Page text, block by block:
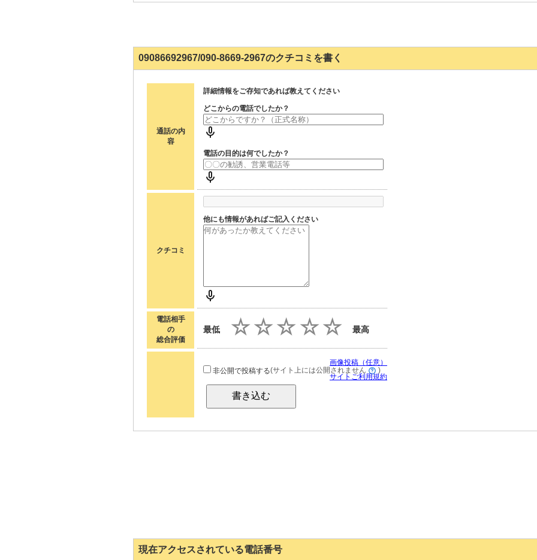
09086692967/090-8669-2967のクチコミを書く
通話の内
容
詳細情報をご存知であれば教えてください
どこからの電話でしたか？
電話の目的は何でしたか？
クチコミ
他にも情報があればご記入ください
電話相手
の
総合評価
最低 最高
非公開で投稿する(サイト上には公開されません )
画像投稿（任意）
サイトご利用規約
現在アクセスされている電話番号